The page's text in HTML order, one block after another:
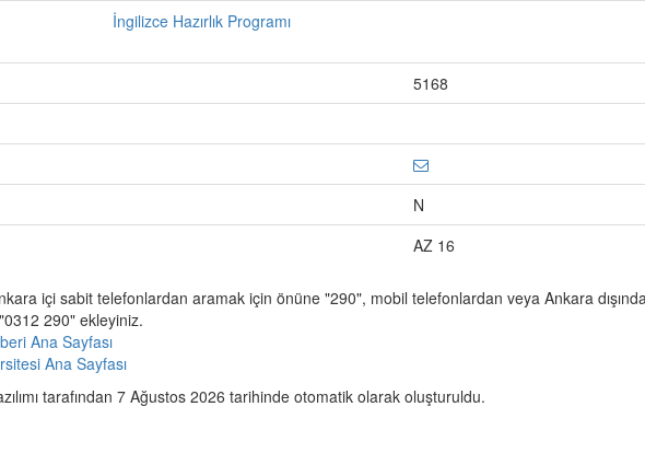
İngilizce Hazırlık Programı
5168
N
AZ 16
içi sabit telefonlardan aramak için önüne "290", mobil telefonlardan veya Ankara
290" ekleyiniz.
Ana Sayfası
Ana Sayfası
tarafından 7 Ağustos 2026 tarihinde otomatik olarak oluşturuldu.